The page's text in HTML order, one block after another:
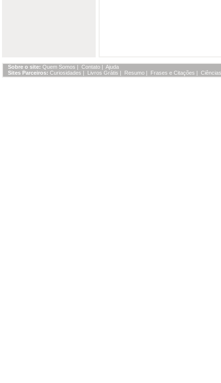
Sobre o site: Quem Somos | Contato | Ajuda
Sites Parceiros: Curiosidades | Livros Grátis | Resumo | Frases e Citações |